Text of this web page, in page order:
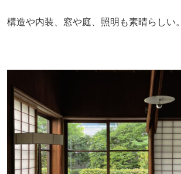
構造や内装、窓や庭、照明も素晴らしい。